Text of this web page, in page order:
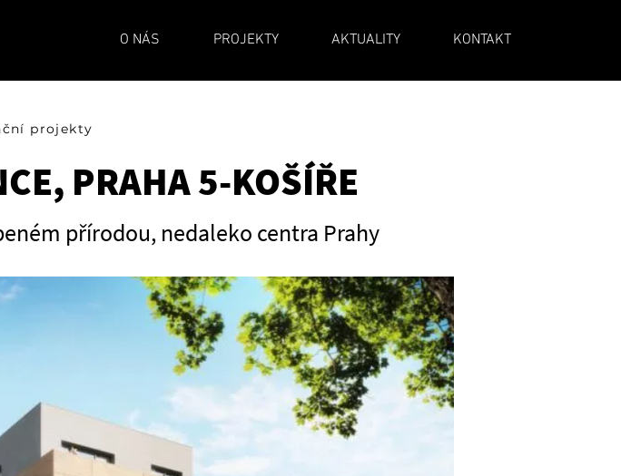
O NÁS PROJEKTY AKTUALITY KONTAKT
projekty
PRAHA 5-KOŠÍŘE
přírodou, nedaleko centra Prahy